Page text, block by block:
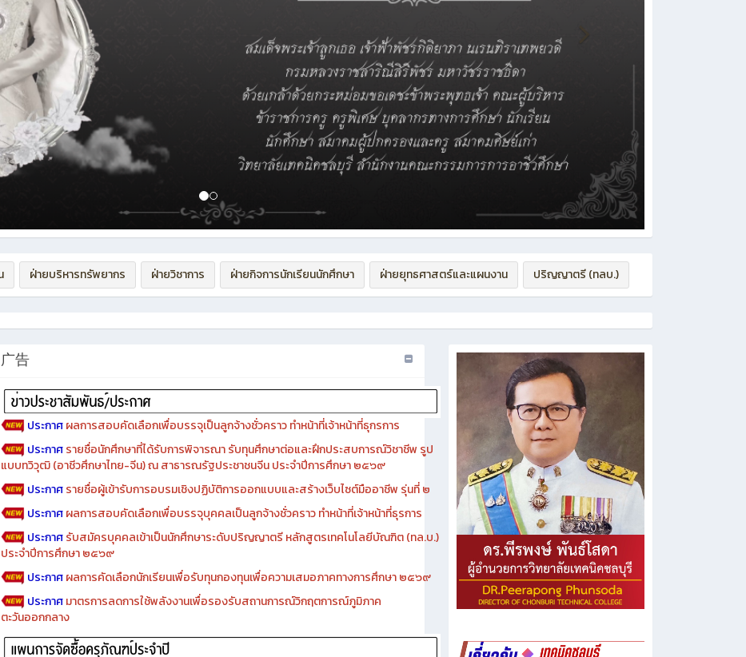
广告
ประกาศผลการสอบคัดเลือกเพื่อบรรจุเป็นลูกจ้างชั่วคราว ทำหน้าที่เจ้าหน้าที่ธุกรการ
ประกาศรายชื่อนักศึกษาที่ได้รับการพิจารณา รับทุนศึกษาต่อและฝึกประสบการณ์วิชาชีพ รูป
แบบทวิวุฒิ (อาชีวศึกษาไทย-จีน) ณ สาธารณรัฐประชาชนจีน ประจำปีการศึกษา ๒๕๖๙
ประกาศรายชื่อผู้เข้ารับการอบรมเชิงปฏิบัติการออกแบบและสร้างเว็บไซต์มืออาชีพ รุ่นที่ ๒
ประกาศผลการสอบคัดเลือกเพื่อบรรจุบุคคลเป็นลูกจ้างชั่วคราว ทำหน้าที่เจ้าหน้าที่ธุรการ
ประกาศรับสมัครบุคคลเข้าเป็นนักศึกษาระดับปริญญาตรี หลักสูตรเทคโนโลยีบัณฑิต (ทล.บ.)
ประจำปีการศึกษา ๒๕๖๙
ประกาศผลการคัดเลือกนักเรียนเพื่อรับทุนกองทุนเพื่อความเสมอภาคทางการศึกษา ๒๕๖๙